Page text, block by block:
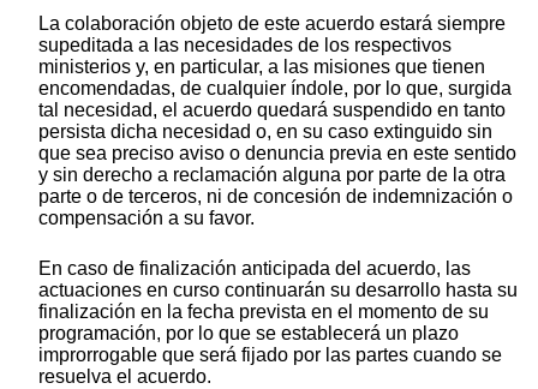
La colaboración objeto de este acuerdo estará siempre
supeditada a las necesidades de los respectivos
ministerios y, en particular, a las misiones que tienen
encomendadas, de cualquier índole, por lo que, surgida
tal necesidad, el acuerdo quedará suspendido en tanto
persista dicha necesidad o, en su caso extinguido sin
que sea preciso aviso o denuncia previa en este sentido
y sin derecho a reclamación alguna por parte de la otra
parte o de terceros, ni de concesión de indemnización o
compensación a su favor.
En caso de finalización anticipada del acuerdo, las
actuaciones en curso continuarán su desarrollo hasta su
finalización en la fecha prevista en el momento de su
programación, por lo que se establecerá un plazo
improrrogable que será fijado por las partes cuando se
resuelva el acuerdo.